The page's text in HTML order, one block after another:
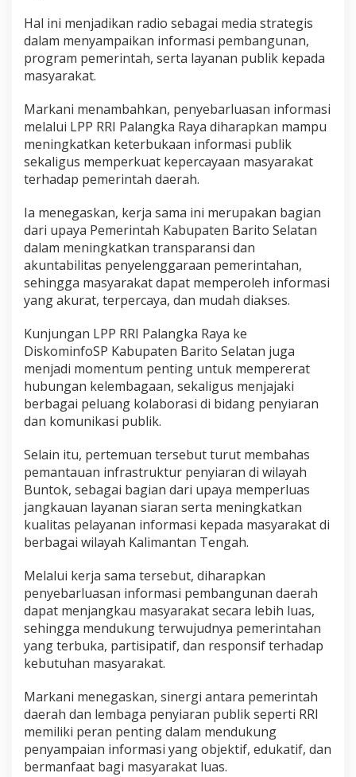
Hal ini menjadikan radio sebagai media strategis
dalam menyampaikan informasi pembangunan,
program pemerintah, serta layanan publik kepada
masyarakat.
Markani menambahkan, penyebarluasan informasi
melalui LPP RRI Palangka Raya diharapkan mampu
meningkatkan keterbukaan informasi publik
sekaligus memperkuat kepercayaan masyarakat
terhadap pemerintah daerah.
Ia menegaskan, kerja sama ini merupakan bagian
dari upaya Pemerintah Kabupaten Barito Selatan
dalam meningkatkan transparansi dan
akuntabilitas penyelenggaraan pemerintahan,
sehingga masyarakat dapat memperoleh informasi
yang akurat, terpercaya, dan mudah diakses.
Kunjungan LPP RRI Palangka Raya ke
DiskominfoSP Kabupaten Barito Selatan juga
menjadi momentum penting untuk mempererat
hubungan kelembagaan, sekaligus menjajaki
berbagai peluang kolaborasi di bidang penyiaran
dan komunikasi publik.
Selain itu, pertemuan tersebut turut membahas
pemantauan infrastruktur penyiaran di wilayah
Buntok, sebagai bagian dari upaya memperluas
jangkauan layanan siaran serta meningkatkan
kualitas pelayanan informasi kepada masyarakat di
berbagai wilayah Kalimantan Tengah.
Melalui kerja sama tersebut, diharapkan
penyebarluasan informasi pembangunan daerah
dapat menjangkau masyarakat secara lebih luas,
sehingga mendukung terwujudnya pemerintahan
yang terbuka, partisipatif, dan responsif terhadap
kebutuhan masyarakat.
Markani menegaskan, sinergi antara pemerintah
daerah dan lembaga penyiaran publik seperti RRI
memiliki peran penting dalam mendukung
penyampaian informasi yang objektif, edukatif, dan
bermanfaat bagi masyarakat luas.